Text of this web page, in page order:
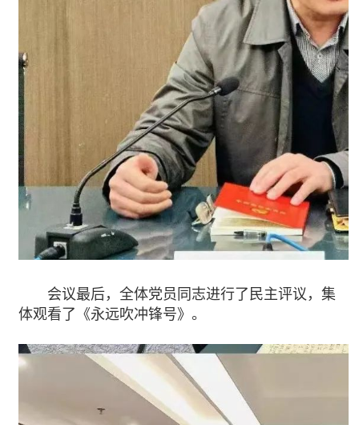
会议最后，全体党员同志进行了民主评议，集
体观看了《永远吹冲锋号》。